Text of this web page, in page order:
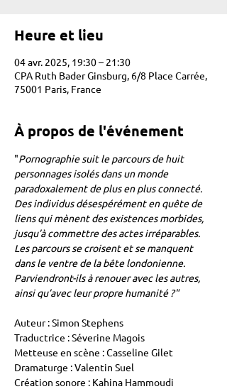
Heure et lieu
04 avr. 2025, 19:30 – 21:30
CPA Ruth Bader Ginsburg, 6/8 Place Carrée,
75001 Paris, France
À propos de l'événement
"Pornographie suit le parcours de huit
personnages isolés dans un monde
paradoxalement de plus en plus connecté.
Des individus désespérément en quête de
liens qui mènent des existences morbides,
jusqu’à commettre des actes irréparables.
Les parcours se croisent et se manquent
dans le ventre de la bête londonienne.
Parviendront-ils à renouer avec les autres,
ainsi qu’avec leur propre humanité ?"
Auteur : Simon Stephens
Traductrice : Séverine Magois
Metteuse en scène : Casseline Gilet
Dramaturge : Valentin Suel
Création sonore : Kahina Hammoudi